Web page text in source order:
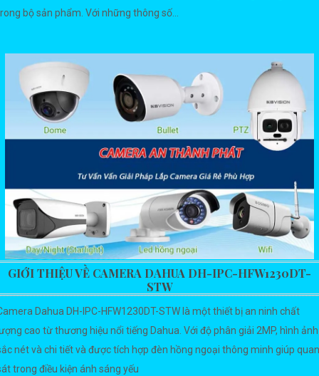
bộ sản phẩm. Với những thông số...
GIỚI THIỆU VỀ CAMERA DAHUA DH-IPC-HFW1230DT-
STW
Dahua DH-IPC-HFW1230DT-STW là một thiết bị an ninh chất
cao từ thương hiệu nổi tiếng Dahua. Với độ phân giải 2MP, hình ảnh
nét và chi tiết và được tích hợp đèn hồng ngoại thông minh giúp quan
trong điều kiện ánh sáng yếu